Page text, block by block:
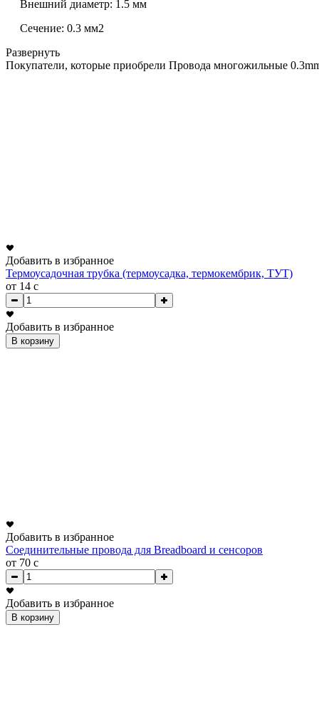
Внешний диаметр: 1.5 мм
Сечение: 0.3 мм2
Развернуть
Покупатели, которые приобрели Провода многожильные
Добавить в избранное
Термоусадочная трубка (термоусадка, термокембрик, ТУТ)
от 14 c
Добавить в избранное
В корзину
Добавить в избранное
Соединительные провода для Breadboard и сенсоров
от 70 c
Добавить в избранное
В корзину